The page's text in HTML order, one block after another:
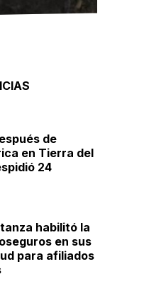
de
en Tierra del
24
habilitó la
en sus
para afiliados